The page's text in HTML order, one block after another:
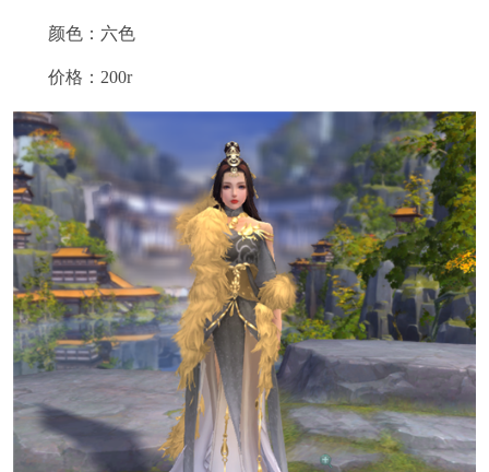
颜色：六色
价格：200r